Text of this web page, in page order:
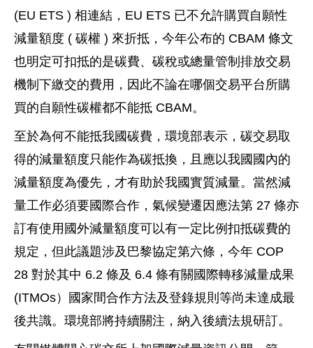
(EU ETS ) 相連結，EU ETS 已不允許購買自願性
減量額度 ( 碳權 ) 來折抵，今年公布的 CBAM 條文
也明定可扣抵的是碳費、碳稅或總量管制排放交易
機制下繳交的費用，因此不論在哪個交易平台所購
買的自願性碳權都不能抵 CBAM。
至於為何不能抵我國碳費，環境部表示，碳交易取
得的減量額度只能作為碳抵換，且應以我國國內的
減量額度為優先，才有助於我國實質減量。當然減
量工作必須要國際合作，氣候變遷因應法第 27 條亦
訂有使用國外減量額度可以有一定比例扣抵碳費的
規定，但此議題涉及巴黎協定第六條，今年 COP
28 對於其中 6.2 條及 6.4 條有關國際轉移減量成果
(ITMOs）國家間合作方法及登錄規則等尚未達成最
後共識。環境部將持續關注，納入後續法規研訂。